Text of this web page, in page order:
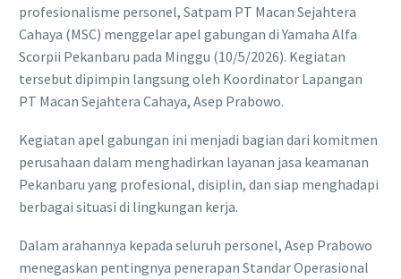
profesionalisme personel, Satpam PT Macan Sejahtera
Cahaya (MSC) menggelar apel gabungan di Yamaha Alfa
Scorpii Pekanbaru pada Minggu (10/5/2026). Kegiatan
tersebut dipimpin langsung oleh Koordinator Lapangan
PT Macan Sejahtera Cahaya, Asep Prabowo.
Kegiatan apel gabungan ini menjadi bagian dari komitmen
perusahaan dalam menghadirkan layanan jasa keamanan
Pekanbaru yang profesional, disiplin, dan siap menghadapi
berbagai situasi di lingkungan kerja.
Dalam arahannya kepada seluruh personel, Asep Prabowo
menegaskan pentingnya penerapan Standar Operasional